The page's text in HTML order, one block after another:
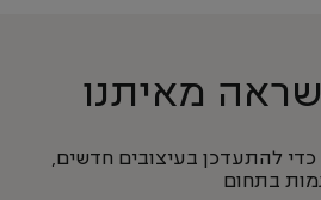
מאיתנו
כדי להתעדכן בעיצובים חדשים,
בתחום